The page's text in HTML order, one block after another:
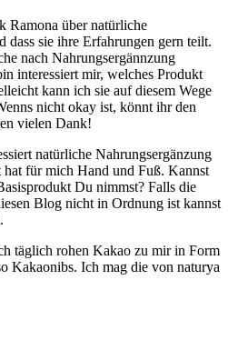
Ramona über natürliche
dass sie ihre Erfahrungen gern teilt.
nach Nahrungsergännzung
interessiert mir, welches Produkt
kann ich sie auf diesem Wege
nicht okay ist, könnt ihr den
vielen Dank!
natürliche Nahrungsergänzung
hat für mich Hand und Fuß. Kannst
Du nimmst? Falls die
Blog nicht in Ordnung ist kannst
täglich rohen Kakao zu mir in Form
Kakaonibs. Ich mag die von naturya